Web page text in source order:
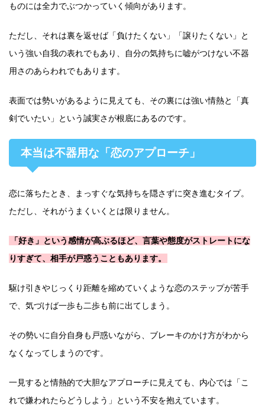
ものには全力でぶつかっていく傾向があります。
ただし、それは裏を返せば「負けたくない」「譲りたくない」と
いう強い自我の表れでもあり、自分の気持ちに嘘がつけない不器
用さのあらわれでもあります。
表面では勢いがあるように見えても、その裏には強い情熱と「真
剣でいたい」という誠実さが根底にあるのです。
本当は不器用な「恋のアプローチ」
恋に落ちたとき、まっすぐな気持ちを隠さずに突き進むタイプ。
ただし、それがうまくいくとは限りません。
「好き」という感情が高ぶるほど、言葉や態度がストレートにな
りすぎて、相手が戸惑うこともあります。
駆け引きやじっくり距離を縮めていくような恋のステップが苦手
で、気づけば一歩も二歩も前に出てしまう。
その勢いに自分自身も戸惑いながら、ブレーキのかけ方がわから
なくなってしまうのです。
一見すると情熱的で大胆なアプローチに見えても、内心では「こ
れで嫌われたらどうしよう」という不安を抱えています。